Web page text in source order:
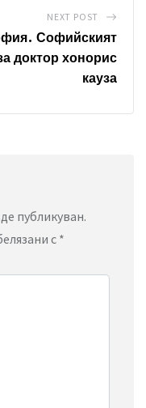
NEXT POST
Софийският
доктор хонорис
кауза
публикуван.
с *